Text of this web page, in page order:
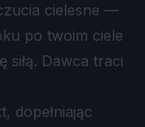
cielesne —
po twoim ciele
siłą. Dawca traci
dopełniając